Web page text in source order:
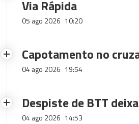
Via Rápida
05 ago 2026 10:20
Capotamento no
04 ago 2026 19:54
Despiste de BTT
04 ago 2026 14:53